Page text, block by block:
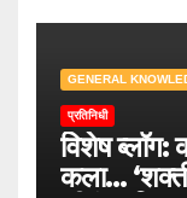
GENERAL
प्रतिनिधी
विशेष ब्लॉग:
कला…